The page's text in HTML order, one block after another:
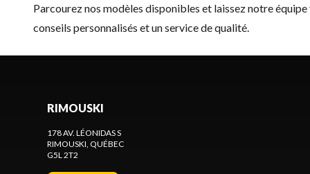
Parcourez nos modèles disponibles et laissez notre
conseils personnalisés et un service de qualité.
RIMOUSKI
178 AV. LÉONIDAS S
RIMOUSKI , QUÉBEC
G5L 2T2